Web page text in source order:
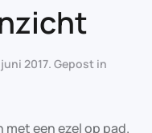
2017. Gepost in
met een ezel op pad.